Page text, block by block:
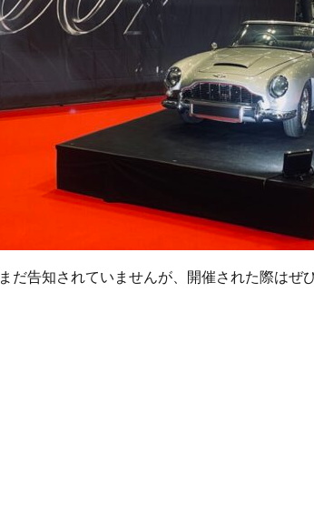
だ告知されていませんが、開催された際はぜ